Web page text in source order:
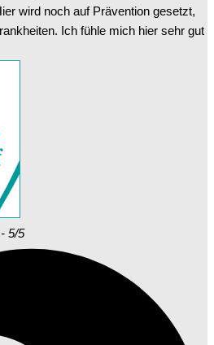
wird noch auf Prävention gesetzt,
Ich fühle mich hier sehr gut
5/5